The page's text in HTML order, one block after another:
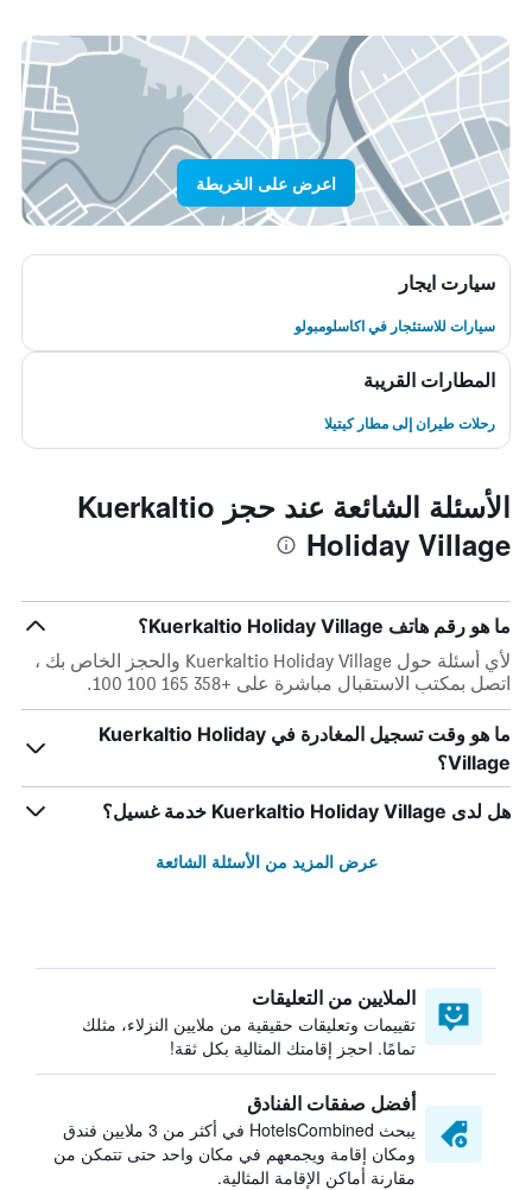
اعرض على الخريطة
سيارت ايجار
سيارات للاستئجار في اكاسلومبولو
المطارات القريبة
رحلات طيران إلى مطار كيتيلا
الأسئلة الشائعة عند حجز Kuerkaltio
Holiday Village
ما هو رقم هاتف Kuerkaltio Holiday Village؟
لأي أسئلة حول Kuerkaltio Holiday Village والحجز الخاص بك ،
اتصل بمكتب الاستقبال مباشرة على +358 165 100 100.
ما هو وقت تسجيل المغادرة في Kuerkaltio Holiday
Village؟
هل لدى Kuerkaltio Holiday Village خدمة غسيل؟
عرض المزيد من الأسئلة الشائعة
الملايين من التعليقات
تقييمات وتعليقات حقيقية من ملايين النزلاء، مثلك
تمامًا. احجز إقامتك المثالية بكل ثقة!
أفضل صفقات الفنادق
يبحث HotelsCombined في أكثر من 3 ملايين فندق
ومكان إقامة ويجمعهم في مكان واحد حتى تتمكن من
مقارنة أماكن الإقامة المثالية.